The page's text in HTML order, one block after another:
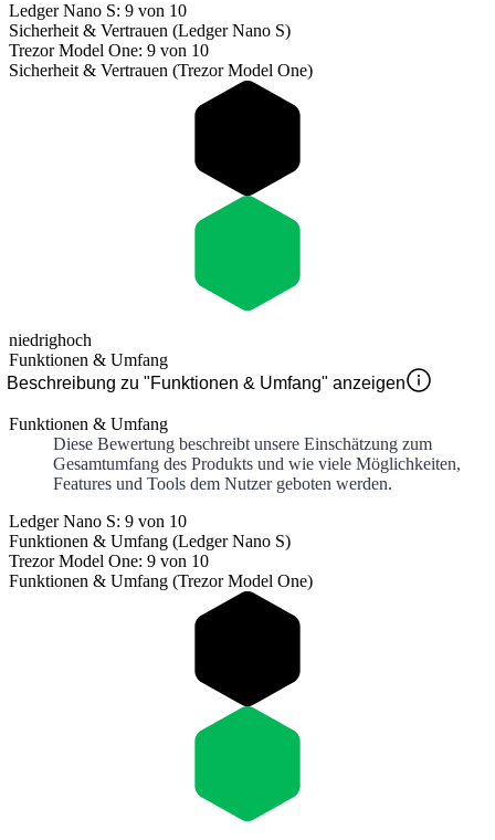
Ledger Nano S: 9 von 10
Sicherheit & Vertrauen (Ledger Nano S)
Trezor Model One: 9 von 10
Sicherheit & Vertrauen (Trezor Model One)
niedrighoch
Funktionen & Umfang
Beschreibung zu "Funktionen & Umfang" anzeigen
Funktionen & Umfang
Diese Bewertung beschreibt unsere Einschätzung zum
Gesamtumfang des Produkts und wie viele Möglichkeiten,
Features und Tools dem Nutzer geboten werden.
Ledger Nano S: 9 von 10
Funktionen & Umfang (Ledger Nano S)
Trezor Model One: 9 von 10
Funktionen & Umfang (Trezor Model One)